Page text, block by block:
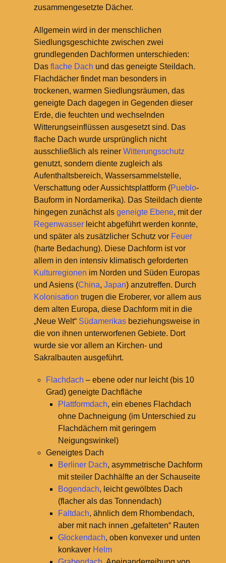
zusammengesetzte Dächer.
Allgemein wird in der menschlichen
Siedlungsgeschichte zwischen zwei
grundlegenden Dachformen unterschieden:
Das flache Dach und das geneigte Steildach.
Flachdächer findet man besonders in
trockenen, warmen Siedlungsräumen, das
geneigte Dach dagegen in Gegenden dieser
Erde, die feuchten und wechselnden
Witterungseinflüssen ausgesetzt sind. Das
flache Dach wurde ursprünglich nicht
ausschließlich als reiner Witterungsschutz
genutzt, sondern diente zugleich als
Aufenthaltsbereich, Wassersammelstelle,
Verschattung oder Aussichtsplattform (Pueblo-
Bauform in Nordamerika). Das Steildach diente
hingegen zunächst als geneigte Ebene, mit der
Regenwasserleicht abgeführt werden konnte,
und später als zusätzlicher Schutz vor Feuer
(harte Bedachung). Diese Dachform ist vor
allem in den intensiv klimatisch geforderten
Kulturregionen im Norden und Süden Europas
und Asiens (China, Japan) anzutreffen. Durch
Kolonisation trugen die Eroberer, vor allem aus
dem alten Europa, diese Dachform mit in die
„Neue Welt“ Südamerikasbeziehungsweise in
die von ihnen unterworfenen Gebiete. Dort
wurde sie vor allem an Kirchen- und
Sakralbauten ausgeführt.
Flachdach – ebene oder nur leicht (bis 10
Grad) geneigte Dachfläche
Plattformdach, ein ebenes Flachdach
ohne Dachneigung (im Unterschied zu
Flachdächern mit geringem
Neigungswinkel)
Geneigtes Dach
Berliner Dach, asymmetrische Dachform
mit steiler Dachhälfte an der Schauseite
Bogendach, leicht gewölbtes Dach
(flacher als das Tonnendach)
Faltdach, ähnlich dem Rhombendach,
aber mit nach innen „gefalteten“ Rauten
Glockendach, oben konvexer und unten
konkaver Helm